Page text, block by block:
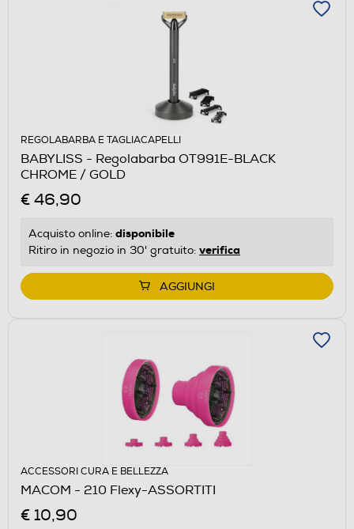
REGOLABARBA E TAGLIACAPELLI
BABYLISS - Regolabarba OT991E-BLACK
CHROME / GOLD
€ 46,90
Acquisto online: disponibile
Ritiro in negozio in 30' gratuito: verifica
AGGIUNGI
ACCESSORI CURA E BELLEZZA
MACOM - 210 Flexy-ASSORTITI
€ 10,90